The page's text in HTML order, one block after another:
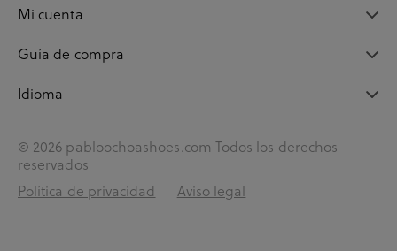
Mi cuenta
Guía de compra
Idioma
© 2026 pabloochoashoes.com Todos los derechos
reservados
Política de privacidad
Aviso legal